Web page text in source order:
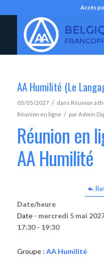
Accès
AA Humilité (Le
05/05/2027 / dans Réunion à
Réunion en ligne / parAdmin
Réunion en
AA Humilité
Date/heure
Date - mercredi 5 mai
17:30 - 19:30
Groupe : AA Humilité